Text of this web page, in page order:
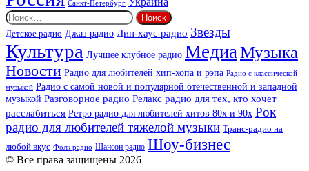
Санкт-Петербург
Найти:
Детское радио Джаз радио Дип-хаус радио Звезды
Культура Лучшее клубное радио МедиаМузыка
Новости Радио для любителей хип-хопа и рэпа Радио с классической
музыкой Радио с самой новой и популярной отечественной и западной
музыкой Разговорное радио Релакс радио для тех, кто хочет
расслабиться Ретро радио для любителей хитов 80х и 90х Рок
радио для любителей тяжелой музыки Транс-радио на
любой вкус Фолк радио Шансон радио Шоу-бизнес
© Все права защищены 2026